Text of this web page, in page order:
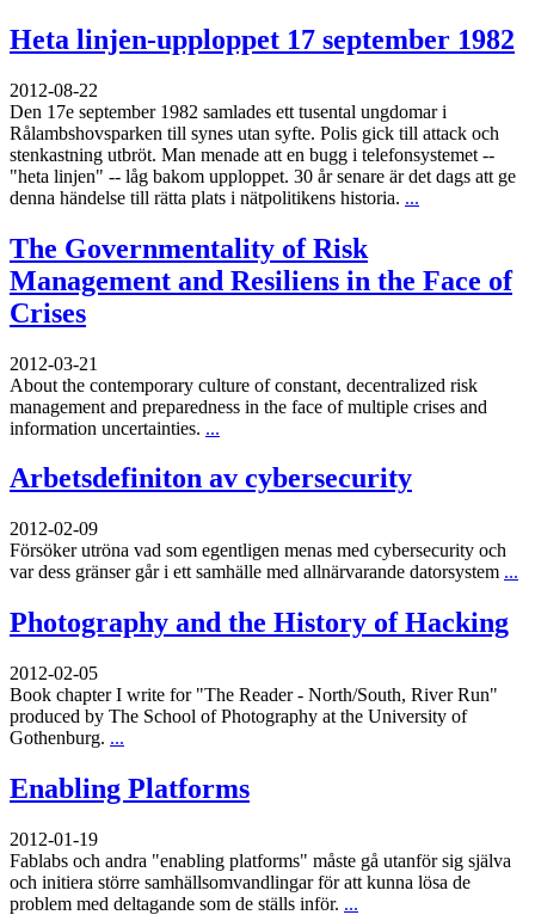
Heta linjen-upploppet 17 september 1982
2012-08-22
Den 17e september 1982 samlades ett tusental ungdomar i
Rålambshovsparken till synes utan syfte. Polis gick till attack och
stenkastning utbröt. Man menade att en bugg i telefonsystemet --
"heta linjen" -- låg bakom upploppet. 30 år senare är det dags att ge
denna händelse till rätta plats i nätpolitikens historia. ...
The Governmentality of Risk
Management and Resiliens in the Face of
Crises
2012-03-21
About the contemporary culture of constant, decentralized risk
management and preparedness in the face of multiple crises and
information uncertainties. ...
Arbetsdefiniton av cybersecurity
2012-02-09
Försöker utröna vad som egentligen menas med cybersecurity och
var dess gränser går i ett samhälle med allnärvarande datorsystem ...
Photography and the History of Hacking
2012-02-05
Book chapter I write for "The Reader - North/South, River Run"
produced by The School of Photography at the University of
Gothenburg. ...
Enabling Platforms
2012-01-19
Fablabs och andra "enabling platforms" måste gå utanför sig själva
och initiera större samhällsomvandlingar för att kunna lösa de
problem med deltagande som de ställs inför. ...